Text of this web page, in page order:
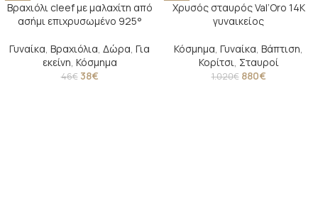
-17%
Βραχιόλι cleef με μαλαχίτη από
ασήμι επιχρυσωμένο 925°
Γυναίκα, Βραχιόλια, Δώρα, Για
εκείνη, Κόσμημα
46€ 38€
-14%
Χρυσός σταυρός Val’Oro 14Κ
γυναικείος
Κόσμημα, Γυναίκα, Βάπτιση,
Κορίτσι, Σταυροί
1.020€ 880€